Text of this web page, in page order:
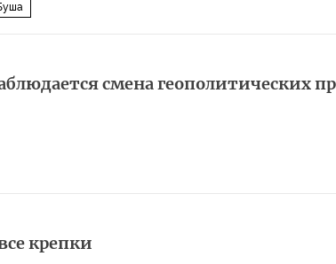
смена геополитических
крепки